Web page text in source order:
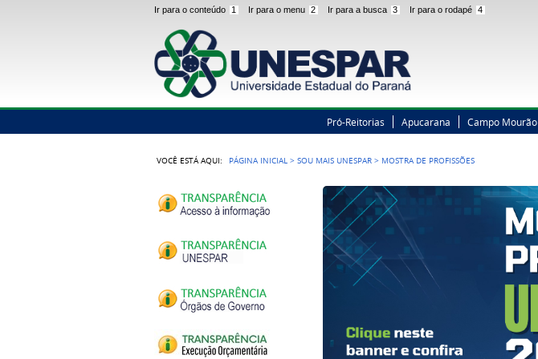
Ir para o conteúdo 1 Ir para o menu 2 Ir para a busca 3 Ir para o rodapé 4
Pró-Reitorias Apucarana Campo Mourão
VOCÊ ESTÁ AQUI: PÁGINA INICIAL >SOU MAIS UNESPAR > MOSTRA DE PROFISSÕES